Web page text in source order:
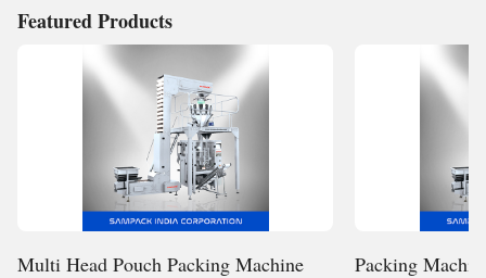
Featured Products
Multi Head Pouch Packing Machine Packing